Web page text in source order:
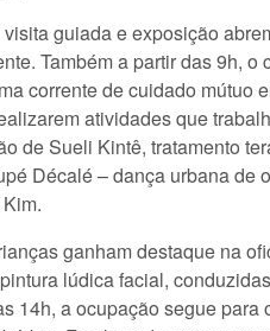
guiada e exposição
Também a partir das 9h,
corrente de cuidado mútuo
atividades que
de Sueli Kintê, tratamento
Décalé – dança urbana de
ganham destaque na
lúdica facial,
14h, a ocupação segue